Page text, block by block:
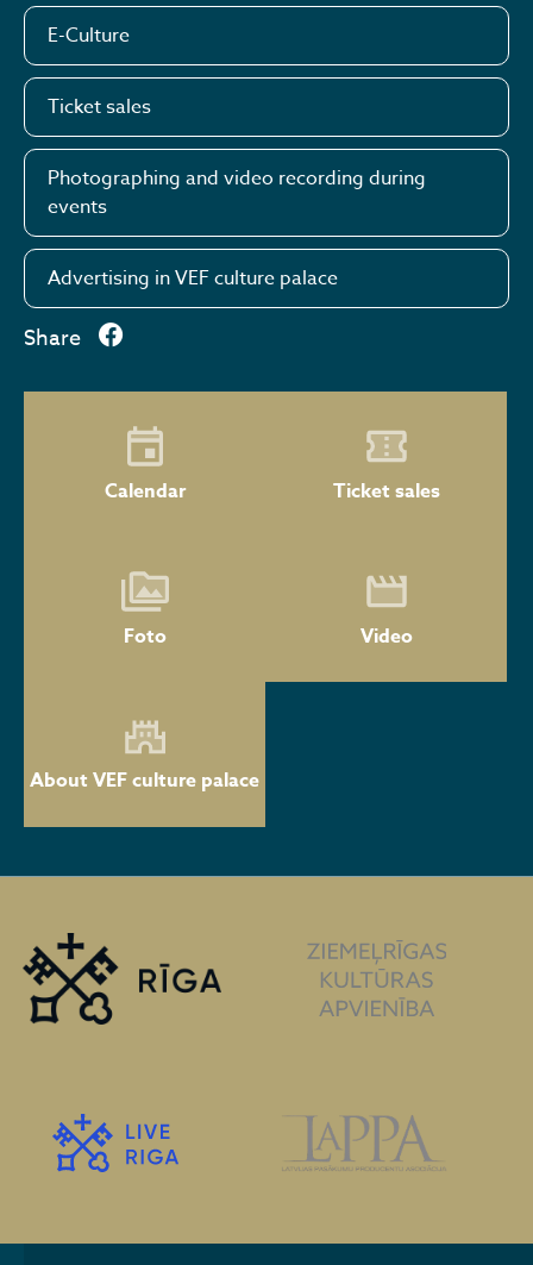
E-Culture
Ticket sales
Photographing and video recording during
events
Advertising in VEF culture palace
Share
Calendar Ticket sales
Foto Video
About VEF culture palace